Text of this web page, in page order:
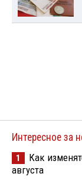
Интересное за
1
Как
августа